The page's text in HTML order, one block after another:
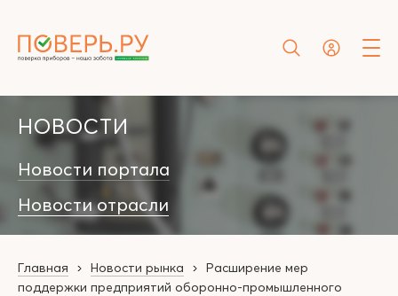
НОВОСТИ
Новости портала
Новости отрасли
Главная Новости рынка
Расширение мер
поддержки предприятий оборонно-промышленного